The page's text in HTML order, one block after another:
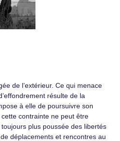
de l’extérieur. Ce qui menace
résulte de la
à elle de poursuivre son
contrainte ne peut être
plus poussée des libertés
déplacements et rencontres au